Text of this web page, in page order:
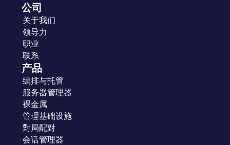
公司
关于我们
领导力
职业
联系
产品
编排与托管
服务器管理器
裸金属
管理基础设施
對局配對
会话管理器